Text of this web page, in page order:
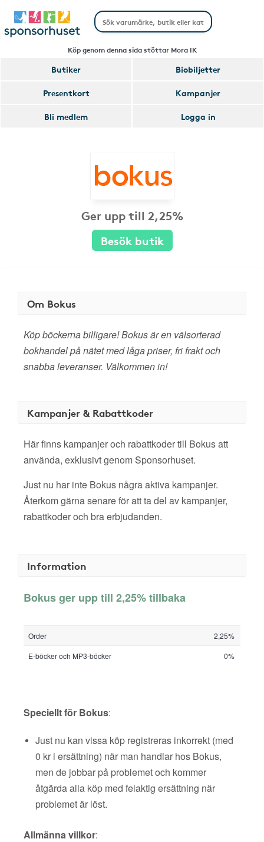
Köp genom denna sida stöttar Mora IK
Butiker
Biobiljetter
Presentkort
Kampanjer
Bli medlem
Logga in
Ger upp till 2,25%
Besök butik
Om Bokus
Köp böckerna billigare! Bokus är en välsorterad
bokhandel på nätet med låga priser, fri frakt och
snabba leveranser. Välkommen in!
Kampanjer & Rabattkoder
Här finns kampanjer och rabattkoder till Bokus att
använda, exklusivt genom Sponsorhuset.
Just nu har inte Bokus några aktiva kampanjer.
Återkom gärna senare för att ta del av kampanjer,
rabattkoder och bra erbjudanden.
Information
Bokus ger upp till 2,25% tillbaka
Order
2,25%
E-böcker och MP3-böcker
0%
Speciellt för Bokus:
Just nu kan vissa köp registreras inkorrekt (med
0 kr i ersättning) när man handlar hos Bokus,
men de jobbar på problemet och kommer
åtgärda alla köp med felaktig ersättning när
problemet är löst.
Allmänna villkor: